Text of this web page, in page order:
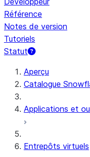
Référence
Notes de version
Tutoriels
Statut
Aperçu
Catalogue
Applications et
Entrepôts virtuels